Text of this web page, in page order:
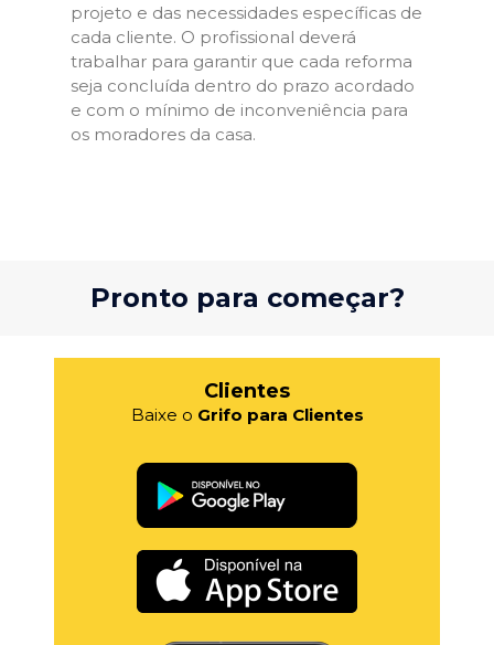
projeto e das necessidades específicas de
cada cliente. O profissional deverá
trabalhar para garantir que cada reforma
seja concluída dentro do prazo acordado
e com o mínimo de inconveniência para
os moradores da casa.
Pronto para começar?
Clientes
Baixe o Grifo para Clientes